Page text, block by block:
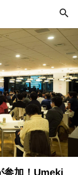
イベント
インタビュー
参加！Umeki